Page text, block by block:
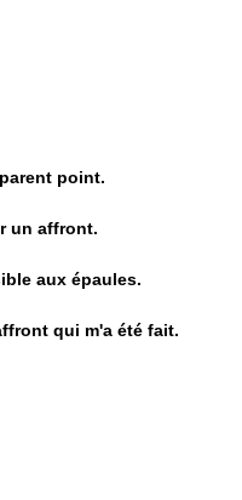
point.
un affront.
aux épaules.
qui m'a été fait.